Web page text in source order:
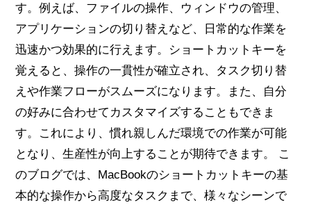
す。例えば、ファイルの操作、ウィンドウの管理、
アプリケーションの切り替えなど、日常的な作業を
迅速かつ効果的に行えます。ショートカットキーを
覚えると、操作の一貫性が確立され、タスク切り替
えや作業フローがスムーズになります。また、自分
の好みに合わせてカスタマイズすることもできま
す。これにより、慣れ親しんだ環境での作業が可能
となり、生産性が向上することが期待できます。 こ
のブログでは、MacBookのショートカットキーの基
本的な操作から高度なタスクまで、様々なシーンで